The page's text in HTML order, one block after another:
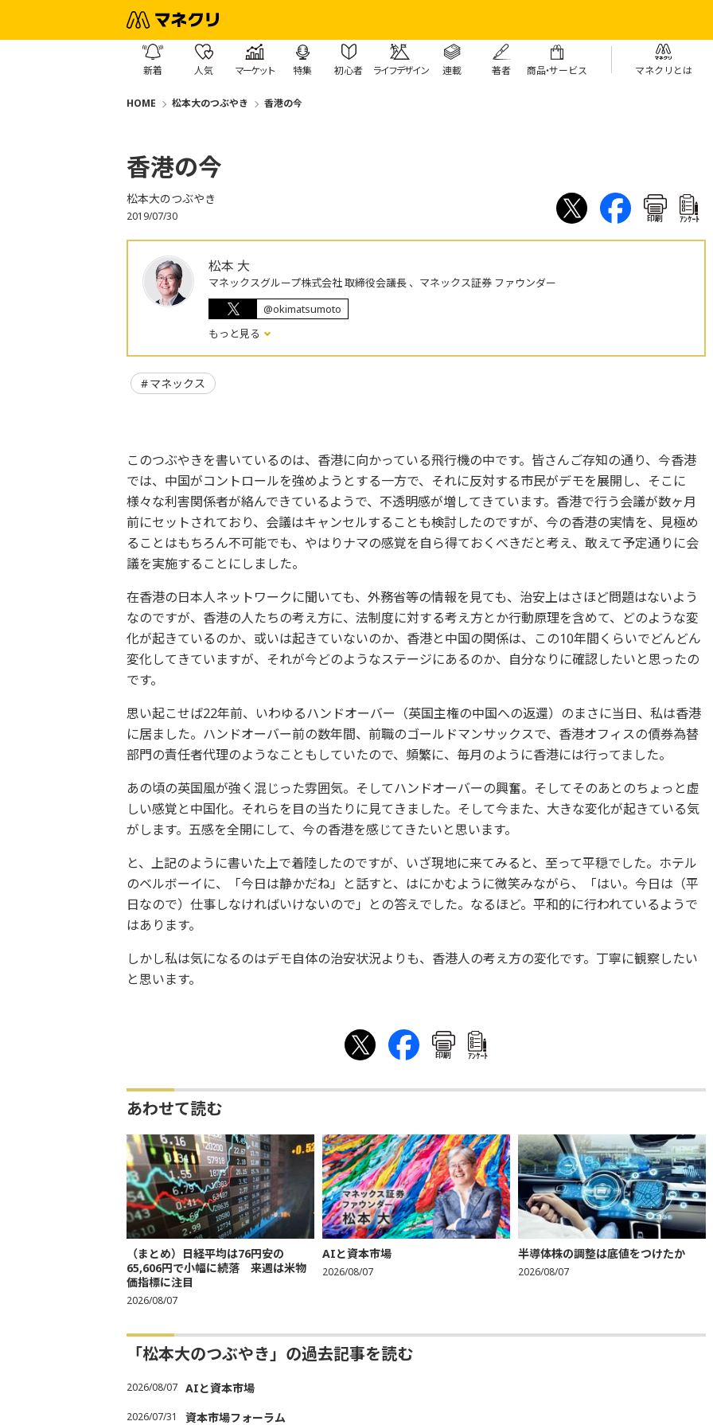
新着 人気 マーケット 特集 初心者 ライフデザイン 連載 著者 商品・サービス マネクリとは
HOME 松本大のつぶやき 香港の今
香港の今
松本大のつぶやき
2019/07/30 印刷 ｱﾝｹｰﾄ
松本 大
マネックスグループ株式会社 取締役会議長 、マネックス証券 ファウンダー
@okimatsumoto
もっと見る
マネックス
このつぶやきを書いているのは、香港に向かっている飛行機の中です。皆さんご存知の通り、今香港
では、中国がコントロールを強めようとする一方で、それに反対する市民がデモを展開し、そこに
様々な利害関係者が絡んできているようで、不透明感が増してきています。香港で行う会議が数ヶ月
前にセットされており、会議はキャンセルすることも検討したのですが、今の香港の実情を、見極め
ることはもちろん不可能でも、やはりナマの感覚を自ら得ておくべきだと考え、敢えて予定通りに会
議を実施することにしました。
在香港の日本人ネットワークに聞いても、外務省等の情報を見ても、治安上はさほど問題はないよう
なのですが、香港の人たちの考え方に、法制度に対する考え方とか行動原理を含めて、どのような変
化が起きているのか、或いは起きていないのか、香港と中国の関係は、この10年間くらいでどんどん
変化してきていますが、それが今どのようなステージにあるのか、自分なりに確認したいと思ったの
です。
思い起こせば22年前、いわゆるハンドオーバー（英国主権の中国への返還）のまさに当日、私は香港
に居ました。ハンドオーバー前の数年間、前職のゴールドマンサックスで、香港オフィスの債券為替
部門の責任者代理のようなこともしていたので、頻繁に、毎月のように香港には行ってました。
あの頃の英国風が強く混じった雰囲気。そしてハンドオーバーの興奮。そしてそのあとのちょっと虚
しい感覚と中国化。それらを目の当たりに見てきました。そして今また、大きな変化が起きている気
がします。五感を全開にして、今の香港を感じてきたいと思います。
と、上記のように書いた上で着陸したのですが、いざ現地に来てみると、至って平穏でした。ホテル
のベルボーイに、「今日は静かだね」と話すと、はにかむように微笑みながら、「はい。今日は（平
日なので）仕事しなければいけないので」との答えでした。なるほど。平和的に行われているようで
はあります。
しかし私は気になるのはデモ自体の治安状況よりも、香港人の考え方の変化です。丁寧に観察したい
と思います。
印刷 ｱﾝｹｰﾄ
あわせて読む
（まとめ）日経平均は76円安の
65,606円で小幅に続落 来週は米物
価指標に注目
2026/08/07
AIと資本市場
2026/08/07
半導体株の調整は底値をつけたか
2026/08/07
「松本大のつぶやき」の過去記事を読む
2026/08/07 AIと資本市場
2026/07/31 資本市場フォーラム